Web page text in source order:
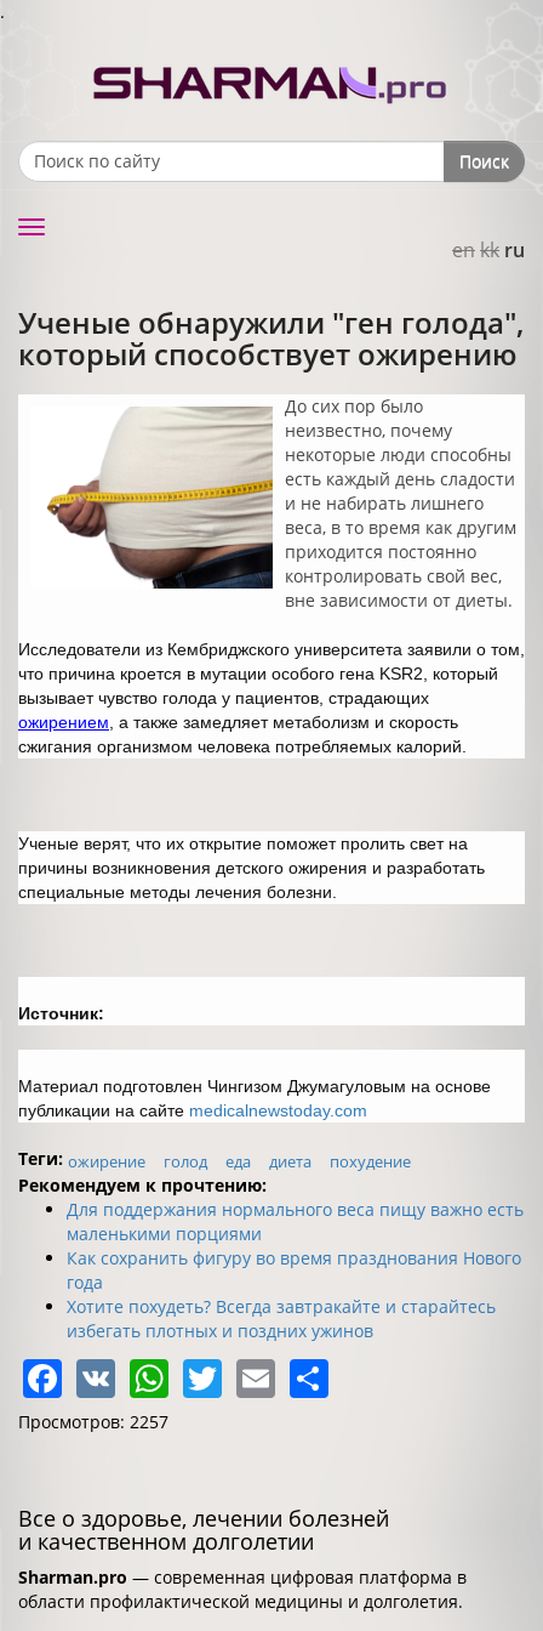
.
Search form Поиск
enkk ru
Toggle
Ученые обнаружили "ген голода",
который способствует ожирению
До сих пор было
неизвестно, почему
некоторые люди способны
есть каждый день сладости
и не набирать лишнего
веса, в то время как другим
приходится постоянно
контролировать свой вес,
вне зависимости от диеты.
Исследователи из Кембриджского университета заявили о том,
что причина кроется в мутации особого гена KSR2, который
вызывает чувство голода у пациентов, страдающих
ожирением , а также замедляет метаболизм и скорость
сжигания организмом человека потребляемых калорий.
Ученые верят, что их открытие поможет пролить свет на
причины возникновения детского ожирения и разработать
специальные методы лечения болезни.
Источник:
Материал подготовлен Чингизом Джумагуловым на основе
публикации на сайте medicalnewstoday.com
Теги: ожирение голод еда диета похудение
Рекомендуем к прочтению:
Для поддержания нормального веса пищу важно есть
маленькими порциями
Как сохранить фигуру во время празднования Нового
года
Хотите похудеть? Всегда завтракайте и старайтесь
избегать плотных и поздних ужинов
Facebook
VK WhatsApp
Twitter
Email
Просмотров: 2257
Все о здоровье, лечении болезней
и качественном долголетии
Sharman.pro — современная цифровая платформа в
области профилактической медицины и долголетия.